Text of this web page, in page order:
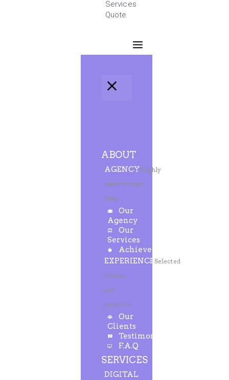
Services
Quote
ABOUT
AGENCYHighly
experienced
team
Our
Agency
Our
Services
Achievements
EXPERIENCE Selected
clients
and
projects
Our
Clients
Testimonials
F.A.Q
SERVICES
DIGITAL